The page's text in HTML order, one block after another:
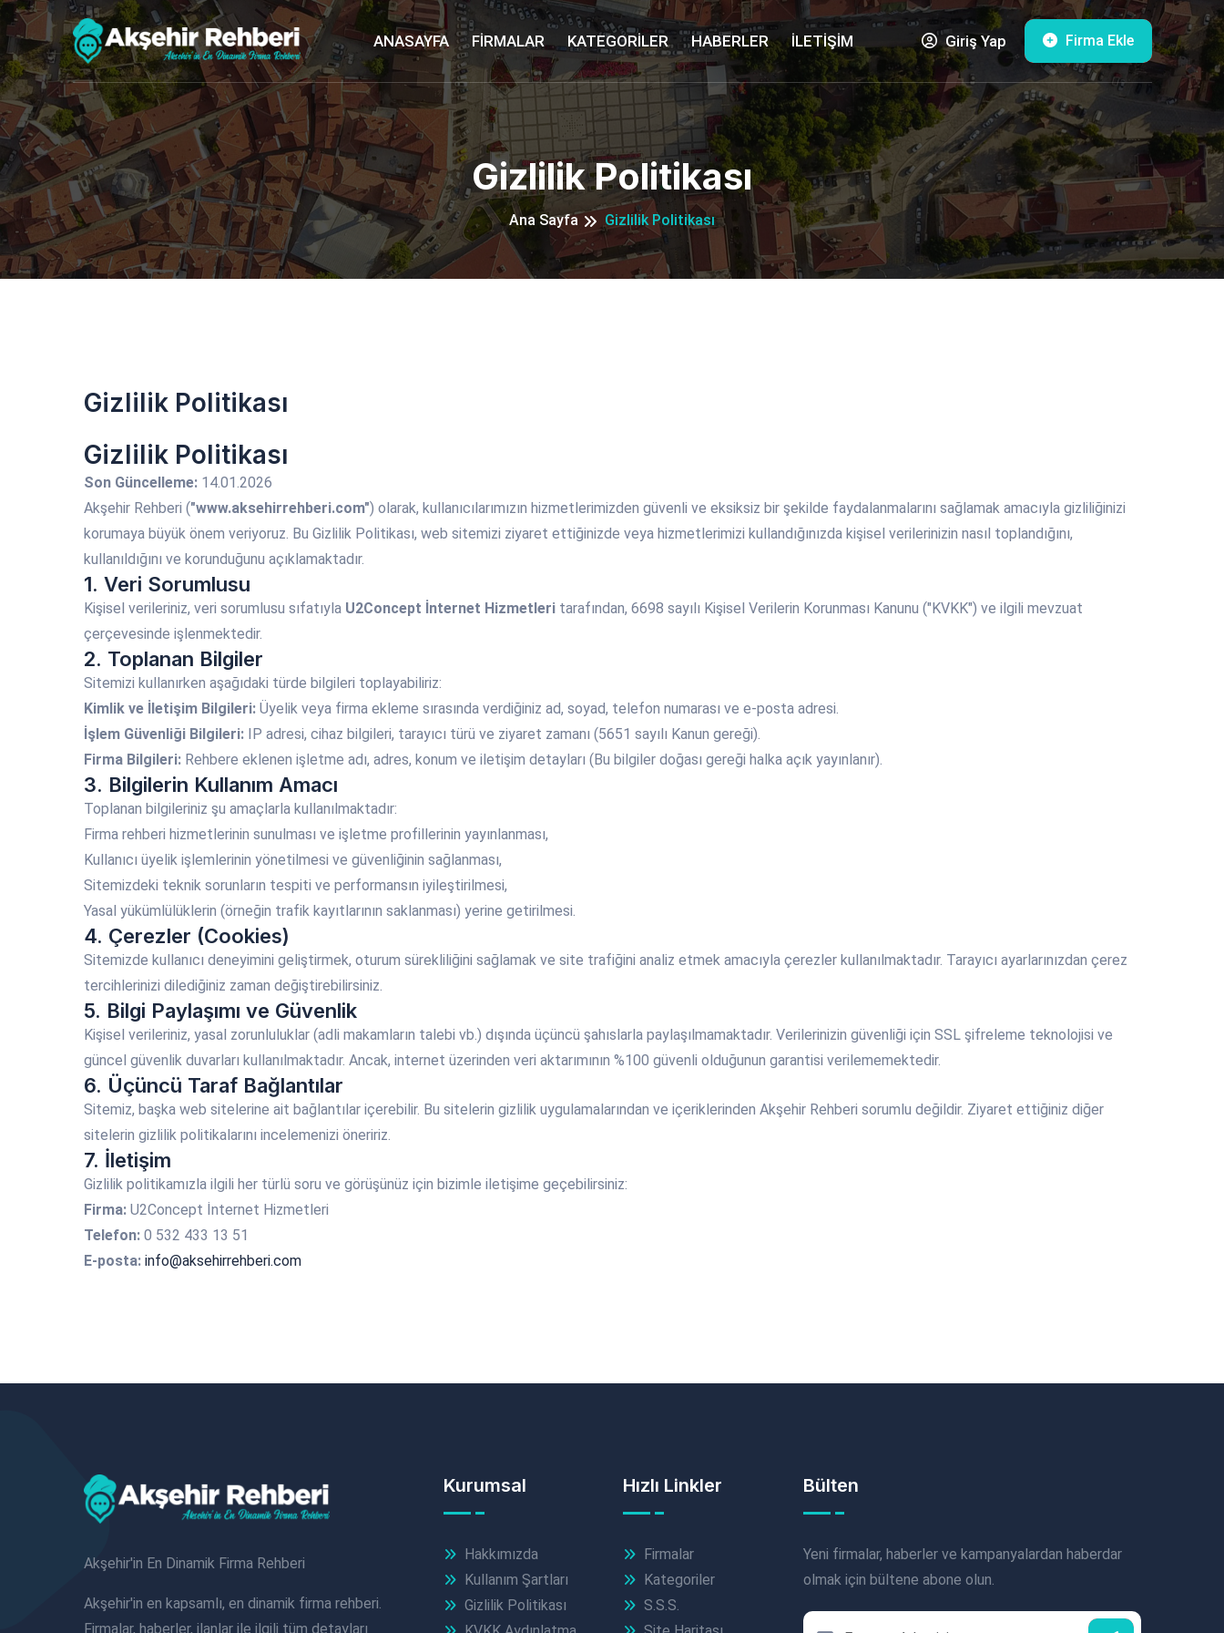
ANASAYFA FİRMALAR KATEGORİLER HABERLER İLETİŞİM Giriş Yap Firma Ekle
Gizlilik Politikası
Ana Sayfa Gizlilik Politikası
Gizlilik Politikası
Gizlilik Politikası
Son Güncelleme:14.01.2026
Akşehir Rehberi ("www.aksehirrehberi.com") olarak, kullanıcılarımızın hizmetlerimizden güvenli ve eksiksiz bir şekilde faydalanmalarını sağlamak amacıyla gizliliğinizi
korumaya büyük önem veriyoruz. Bu Gizlilik Politikası, web sitemizi ziyaret ettiğinizde veya hizmetlerimizi kullandığınızda kişisel verilerinizin nasıl toplandığını,
kullanıldığını ve korunduğunu açıklamaktadır.
1. Veri Sorumlusu
Kişisel verileriniz, veri sorumlusu sıfatıyla U2Concept İnternet Hizmetleritarafından, 6698 sayılı Kişisel Verilerin Korunması Kanunu ("KVKK") ve ilgili mevzuat
çerçevesinde işlenmektedir.
2. Toplanan Bilgiler
Sitemizi kullanırken aşağıdaki türde bilgileri toplayabiliriz:
Kimlik ve İletişim Bilgileri:Üyelik veya firma ekleme sırasında verdiğiniz ad, soyad, telefon numarası ve e-posta adresi.
İşlem Güvenliği Bilgileri:IP adresi, cihaz bilgileri, tarayıcı türü ve ziyaret zamanı (5651 sayılı Kanun gereği).
Firma Bilgileri:Rehbere eklenen işletme adı, adres, konum ve iletişim detayları (Bu bilgiler doğası gereği halka açık yayınlanır).
3. Bilgilerin Kullanım Amacı
Toplanan bilgileriniz şu amaçlarla kullanılmaktadır:
Firma rehberi hizmetlerinin sunulması ve işletme profillerinin yayınlanması,
Kullanıcı üyelik işlemlerinin yönetilmesi ve güvenliğinin sağlanması,
Sitemizdeki teknik sorunların tespiti ve performansın iyileştirilmesi,
Yasal yükümlülüklerin (örneğin trafik kayıtlarının saklanması) yerine getirilmesi.
4. Çerezler (Cookies)
Sitemizde kullanıcı deneyimini geliştirmek, oturum sürekliliğini sağlamak ve site trafiğini analiz etmek amacıyla çerezler kullanılmaktadır. Tarayıcı ayarlarınızdan çerez
tercihlerinizi dilediğiniz zaman değiştirebilirsiniz.
5. Bilgi Paylaşımı ve Güvenlik
Kişisel verileriniz, yasal zorunluluklar (adli makamların talebi vb.) dışında üçüncü şahıslarla paylaşılmamaktadır. Verilerinizin güvenliği için SSL şifreleme teknolojisi ve
güncel güvenlik duvarları kullanılmaktadır. Ancak, internet üzerinden veri aktarımının %100 güvenli olduğunun garantisi verilememektedir.
6. Üçüncü Taraf Bağlantılar
Sitemiz, başka web sitelerine ait bağlantılar içerebilir. Bu sitelerin gizlilik uygulamalarından ve içeriklerinden Akşehir Rehberi sorumlu değildir. Ziyaret ettiğiniz diğer
sitelerin gizlilik politikalarını incelemenizi öneririz.
7. İletişim
Gizlilik politikamızla ilgili her türlü soru ve görüşünüz için bizimle iletişime geçebilirsiniz:
Firma:U2Concept İnternet Hizmetleri
Telefon:0 532 433 13 51
E-posta: info@aksehirrehberi.com
Akşehir'in En Dinamik Firma Rehberi
Akşehir'in en kapsamlı, en dinamik firma rehberi.
Firmalar, haberler, ilanlar ile ilgili tüm detayları
Kurumsal
Hakkımızda
Kullanım Şartları
Gizlilik Politikası
Hızlı Linkler
Firmalar
Kategoriler
S.S.S.
Bülten
Yeni firmalar, haberler ve kampanyalardan haberdar
olmak için bültene abone olun.